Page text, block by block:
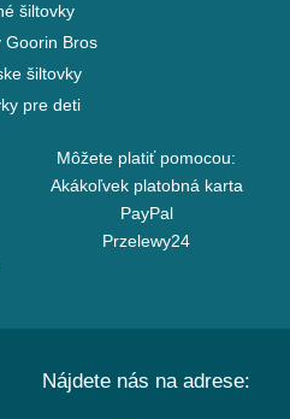
šiltovky
Goorin Bros
šiltovky
pre deti
Môžete platiť pomocou:
Akákoľvek platobná karta
PayPal
Przelewy24
Nájdete nás na adrese: